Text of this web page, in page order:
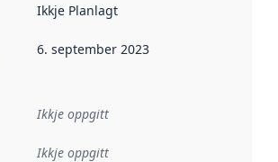
:
Ikkje Planlagt
Denne datoen seier når dataa i dette
6. september 2023
Ikkje oppgitt
Ikkje oppgitt